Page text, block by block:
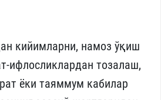
кийимларни, намоз ўқиш
ифлосликлардан тозалаш,
ёки таяммум кабилар